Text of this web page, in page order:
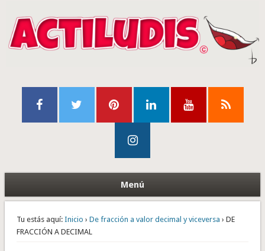
Menú
Tu estás aquí: Inicio › De fracción a valor decimal y viceversa › DE
FRACCIÓN A DECIMAL